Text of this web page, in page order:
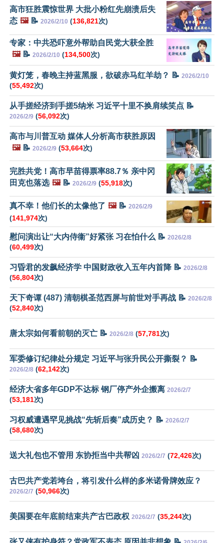
高市狂胜震惊世界 大批小粉红先崩溃后失
态 🖼️📝 2026/2/10 (136,821次)
专家：中共恐吓意外帮助自民党大获全胜
🖼️📝 2026/2/10 (134,500次)
黄灯笼，春晚主持蓝黑服，欲破赤马红羊劫？ 📝 2026/2/10
(55,492次)
从手搓经济到手搓5纳米 习近平十里不换肩续笑点 📝
2026/2/9 (56,092次)
高市与川普互动 媒体人分析高市获胜原因
🖼️📝 2026/2/9 (53,664次)
完胜共党！高市早苗得票率88.7％ 亲中冈
田克也落选 🖼️📝 2026/2/9 (55,918次)
真不幸！他们长的太像他了 🖼️📝 2026/2/9
(141,974次)
慰问演出让“大内侍衞”好紧张 习在怕什么 📝 2026/2/8
(60,499次)
习昏君的发飙经济学 中国财政收入五年内首降 📝 2026/2/8
(56,804次)
天下奇谭 (487) 清朝棋圣范西屏与前世对手再战 📝 2026/2/8
(52,840次)
唐太宗如何看前朝的灭亡 📝 2026/2/8 (57,781次)
军委修订纪律处分规定 习近平与张升民公开撕裂？ 📝
2026/2/8 (62,142次)
经济大省多年GDP不达标 钢厂停产外企搬离 2026/2/7
(53,181次)
习权威遭遇罕见挑战“先斩后奏”成历史？ 📝 2026/2/7
(58,680次)
送大礼包也不管用 东协拒当中共帮凶 2026/2/7 (72,426次)
古巴共产党若垮台，将引发什么样的多米诺骨牌效应？
2026/2/7 (50,966次)
美国要在年底前结束共产古巴政权 2026/2/7 (35,244次)